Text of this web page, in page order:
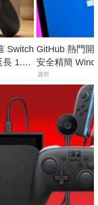
Switch
長 1.5
GitHub 熱門開
安全精簡
後台追蹤
趨勢